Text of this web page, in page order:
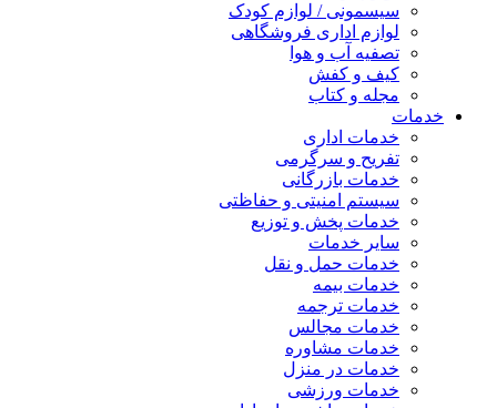
سیسمونی / لوازم کودک
لوازم اداری فروشگاهی
تصفیه آب و هوا
کیف و کفش
مجله و کتاب
خدمات
خدمات اداری
تفریح و سرگرمی
خدمات بازرگانی
سیستم امنیتی و حفاظتی
خدمات پخش و توزیع
سایر خدمات
خدمات حمل و نقل
خدمات بیمه
خدمات ترجمه
خدمات مجالس
خدمات مشاوره
خدمات در منزل
خدمات ورزشی